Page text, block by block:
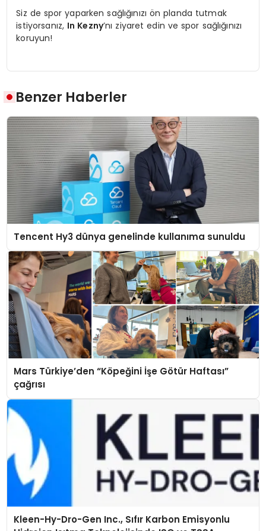
Siz de spor yaparken sağlığınızı ön planda tutmak
istiyorsanız, In Kezny’nı ziyaret edin ve spor sağlığınızı
koruyun!
Benzer Haberler
Tencent Hy3 dünya genelinde kullanıma sunuldu
Mars Türkiye’den “Köpeğini İşe Götür Haftası”
çağrısı
Kleen-Hy-Dro-Gen Inc., Sıfır Karbon Emisyonlu